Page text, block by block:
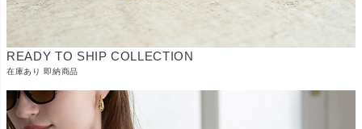
READY TO SHIP COLLECTION
在庫あり 即納商品